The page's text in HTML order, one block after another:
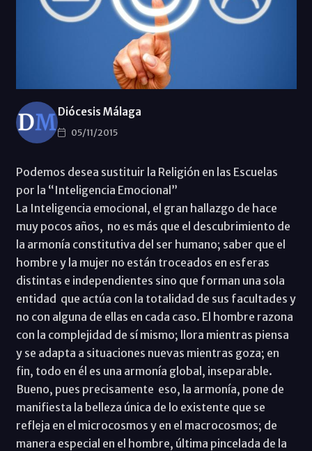
Diócesis Málaga
05/11/2015
Podemos desea sustituir la Religión en las Escuelas
por la “Inteligencia Emocional”
La Inteligencia emocional, el gran hallazgo de hace
muy pocos años, no es más que el descubrimiento de
la armonía constitutiva del ser humano; saber que el
hombre y la mujer no están troceados en esferas
distintas e independientes sino que forman una sola
entidad que actúa con la totalidad de sus facultades y
no con alguna de ellas en cada caso. El hombre razona
con la complejidad de sí mismo; llora mientras piensa
y se adapta a situaciones nuevas mientras goza; en
fin, todo en él es una armonía global, inseparable.
Bueno, pues precisamente eso, la armonía, pone de
manifiesta la belleza única de lo existente que se
refleja en el microcosmos y en el macrocosmos; de
manera especial en el hombre, última pincelada de la